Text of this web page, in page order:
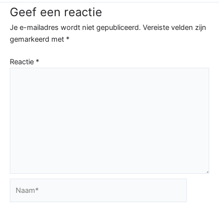
Geef een reactie
Je e-mailadres wordt niet gepubliceerd. Vereiste velden zijn
gemarkeerd met *
Reactie *